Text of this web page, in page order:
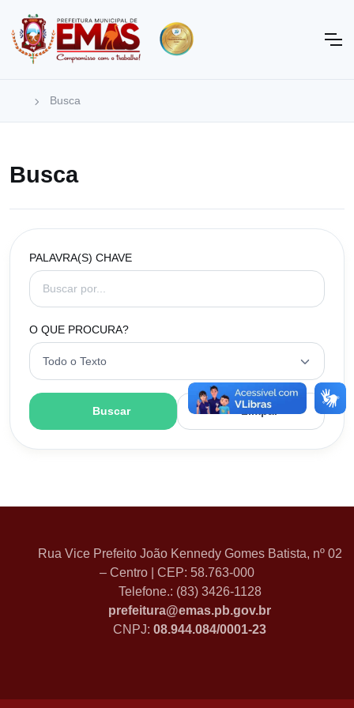
Busca
Busca
PALAVRA(S) CHAVE
O QUE PROCURA?
Buscar Limpar
Rua Vice Prefeito João Kennedy Gomes Batista, nº 02
– Centro | CEP: 58.763-000
Telefone.: (83) 3426-1128
prefeitura@emas.pb.gov.br
CNPJ: 08.944.084/0001-23